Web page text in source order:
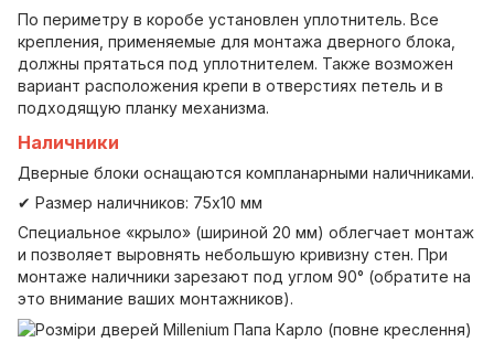
По периметру в коробе установлен уплотнитель. Все
крепления, применяемые для монтажа дверного блока,
должны прятаться под уплотнителем. Также возможен
вариант расположения крепи в отверстиях петель и в
подходящую планку механизма.
Наличники
Дверные блоки оснащаются компланарными наличниками.
✔ Размер наличников: 75х10 мм
Специальное «крыло» (шириной 20 мм) облегчает монтаж
и позволяет выровнять небольшую кривизну стен. При
монтаже наличники зарезают под углом 90° (обратите на
это внимание ваших монтажников).